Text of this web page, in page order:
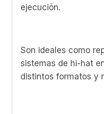
ejecución.
Son ideales como
sistemas de hi-hat
distintos formatos y